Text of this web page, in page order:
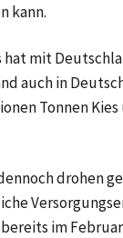
kann.
mit
auch in
Tonnen
drohen
im